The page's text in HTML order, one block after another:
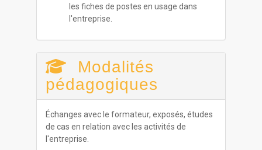
les fiches de postes en usage dans
l'entreprise.
Modalités
pédagogiques
Échanges avec le formateur, exposés, études
de cas en relation avec les activités de
l'entreprise.